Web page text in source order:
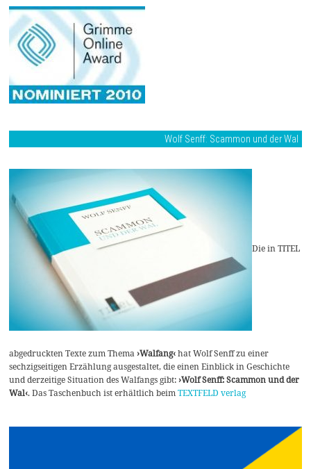
Wolf Senff: Scammon und der Wal
Die in TITEL
abgedruckten Texte zum Thema›Walfang‹hat Wolf Senff zu einer
sechzigseitigen Erzählung ausgestaltet, die einen Einblick in Geschichte
und derzeitige Situation des Walfangs gibt:›Wolf Senff: Scammon und der
Wal‹. Das Taschenbuch ist erhältlich beimTEXTFELD verlag